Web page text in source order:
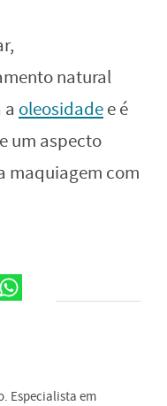
natural
oleosidadee é
um aspecto
maquiagem com
Especialista em